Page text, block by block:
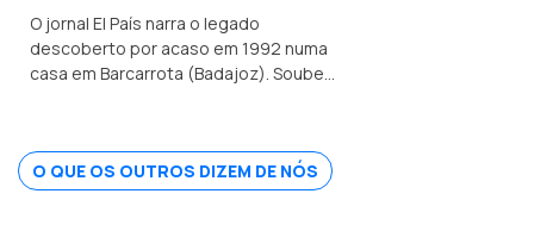
O jornal El País narra o legado
descoberto por acaso em 1992 numa
casa em Barcarrota (Badajoz). Soube-
como ímpio e sodomita pela Inquisição.
O QUE OS OUTROS DIZEM DE NÓS